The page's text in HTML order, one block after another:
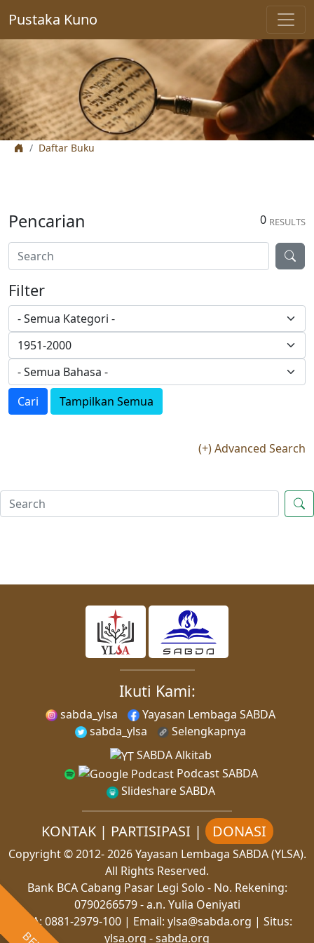
Pustaka Kuno
Daftar Buku
0 RESULTS
Pencarian
Filter
Cari Tampilkan Semua
(+) Advanced Search
Ikuti Kami:
sabda_ylsa
Yayasan Lembaga SABDA
sabda_ylsa
Selengkapnya
SABDA Alkitab
Podcast SABDA
Slideshare SABDA
KONTAK| PARTISIPASI | DONASI
Copyright© 2012-2026Yayasan Lembaga SABDA (YLSA).
All Rights Reserved.
Bank BCA Cabang Pasar Legi Solo - No. Rekening:
0790266579 - a.n. Yulia Oeniyati
WA:0881-2979-100| Email: ylsa@sabda.org | Situs:
ylsa.org -sabda.org